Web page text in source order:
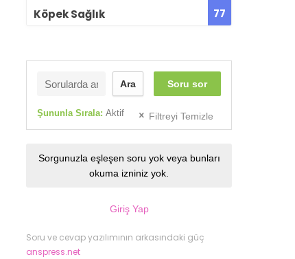
Köpek Sağlık
77
Soru sor
Ara
Şununla Sırala: Aktif Filtreyi Temizle
Sorgunuzla eşleşen soru yok veya bunları
okuma izniniz yok.
Giriş Yap
Soru ve cevap yazılımının arkasındaki güç
anspress.net